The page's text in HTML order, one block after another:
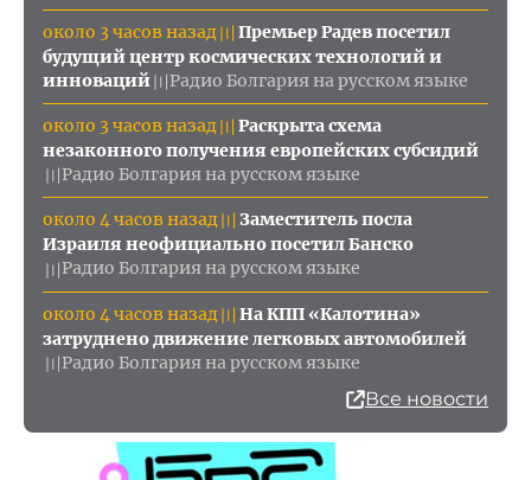
около 3 часов назад〣 Премьер Радев посетил
будущий центр космических технологий и
инноваций〣Радио Болгария на русском языке
около 3 часов назад〣 Раскрыта схема
незаконного получения европейских субсидий
〣 Радио Болгария на русском языке
около 4 часов назад〣 Заместитель посла
Израиля неофициально посетил Банско
〣Радио Болгария на русском языке
около 4 часов назад〣 На КПП «Калотина»
затруднено движение легковых автомобилей
〣Радио Болгария на русском языке
Все новости